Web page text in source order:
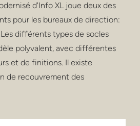
d'Info XL joue deux des
pour les bureaux de direction:
différents types de socles
polyvalent, avec différentes
et de finitions. Il existe
de recouvrement des